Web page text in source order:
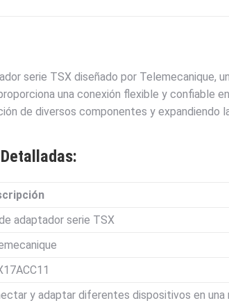
serie TSX diseñado por Telemecanique,
una conexión flexible y confiable
de diversos componentes y expandiendo
adaptador serie TSX
y adaptar diferentes dispositivos en una